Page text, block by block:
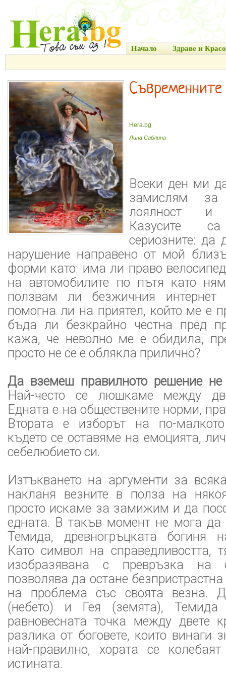
Начало Здраве и
Hera.bg
Лина Саблина
Всеки ден ми
замислям за
лоялност и
Казусите
сериозните: да
нарушение направено от мой
форми като: има ли право
на автомoбилите по пътя като
ползвам ли безжичния
помогна ли на приятел, който ме е
бъда ли безкрайно честна пред
кажа, че неволно ме е обидила,
просто не се е облякла прилично?
Да вземеш правилното решение не
Най-често се люшкаме между
Едната е на обществените норми,
Втората е изборът на по-малкото
където се оставяме на емоцията,
себелюбието си.
Изтъкването на аргументи за
накланя везните в полза на
просто искаме за замижим и да
едната. В такъв момент не мога
Темида, древногръцката богиня
Като символ на справедливостта,
изобразявана с превръзка на
позволява да остане
на проблема със своята везна.
(небето) и Гея (земята), Темида
равновесната точка между двете
разлика от боговете, които винаги
най-правилно, хората се
истината.